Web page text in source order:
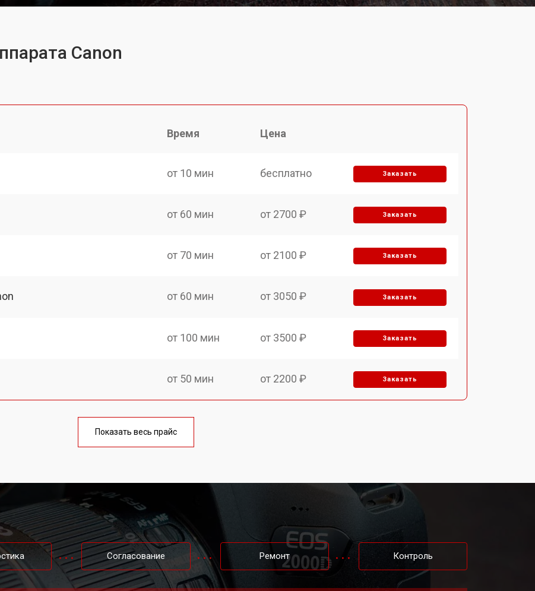
Canon
Время Цена
от 10 мин бесплатно Заказать
от 60 мин от 2700 ₽ Заказать
от 70 мин от 2100 ₽ Заказать
от 60 мин от 3050 ₽ Заказать
от 100 мин от 3500 ₽ Заказать
от 50 мин от 2200 ₽ Заказать
от 50 мин
Заказать
от 80 мин от 2300 ₽ Заказать
от 70 мин Заказать
Показать весь прайс
Согласование Ремонт Контроль